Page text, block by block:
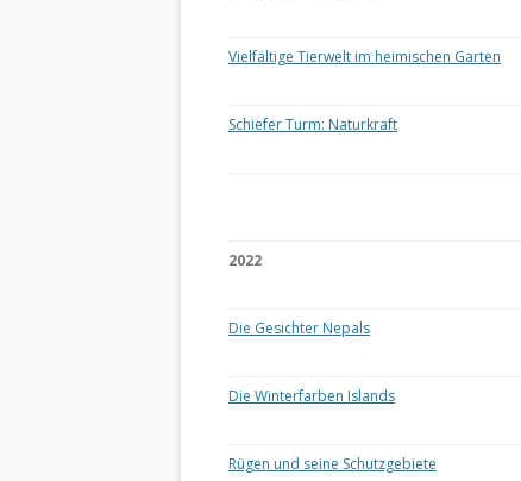
Vielfältige Tierwelt im heimischen Garten
Schiefer Turm: Naturkraft
2022
Die Gesichter Nepals
Die Winterfarben Islands
Rügen und seine Schutzgebiete